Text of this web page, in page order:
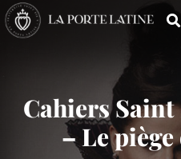
Cahiers Saint
– Le